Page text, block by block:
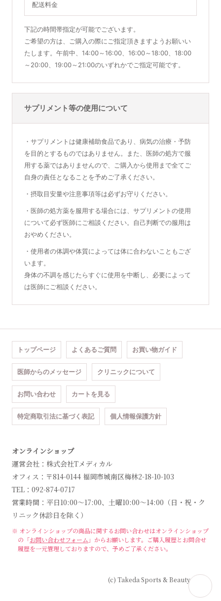
配送料金
下記の時間帯指定が可能でございます。
ご希望の方は、ご購入の際にご指定頂きますようお願いい
たします。午前中、14:00～16:00、16:00～18:00、18:00
～20:00、19:00～21:00のいずれかでご指定可能です。
サプリメント等の使用について
・サプリメントは健康補助食品であり、病気の治療・予防
を目的とするものではありません。また、医師の処方で服
用する薬ではありませんので、ご購入から使用まで全てご
自身の責任となることを予めご了承ください。
・摂取目安量や注意事項等は必ずお守りください。
・医師の処方薬を服用する場合には、サプリメントの使用
について必ず医師にご相談ください。自己判断での服用は
おやめください。
・使用者の体調や体質によっては体に合わないこともござ
います。
身体の不調を感じたらすぐに使用を中断し、必要によって
は医師にご相談ください。
トップページ よくあるご質問 お買い物ガイド
医師からのメッセージ クリニックについて
お問い合わせ カートを見る
特定商取引法に基づく表記 個人情報保護方針
オンラインショップ
運営会社：株式会社Tメディカル
オフィス：〒814-0144 福岡市城南区梅林2-18-10-103
TEL：092-874-0717
営業時間：平日10:00～17:00、土曜10:00～14:00（日・祝・ク
リニック休診日を除く）
※ オンラインショップの商品に関するお問い合わせはオンラインショップ
の「お問い合わせフォーム 」からお願いします。 ご購入履歴とお問合せ
履歴を一元管理しておりますので、予めご了承ください。
(c) Takeda Sports & Beauty Clinic